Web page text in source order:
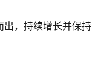
出，持续增长并保持